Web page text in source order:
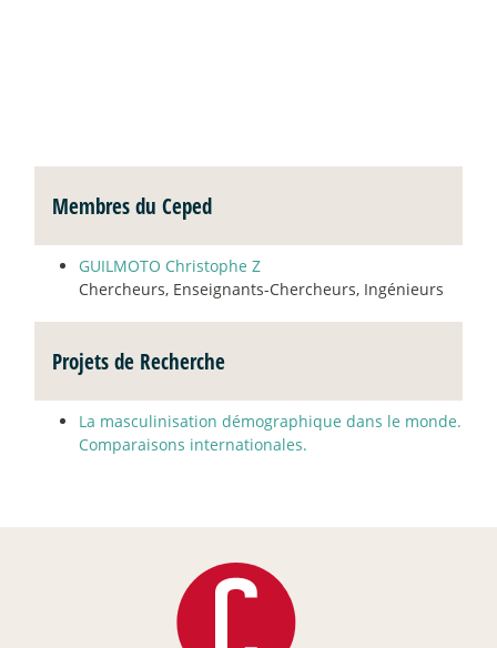
Membres du Ceped
GUILMOTO Christophe Z
Chercheurs, Enseignants-Chercheurs, Ingénieurs
Projets de Recherche
La masculinisation démographique dans le monde.
Comparaisons internationales.